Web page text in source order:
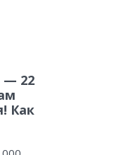
— 22
Как